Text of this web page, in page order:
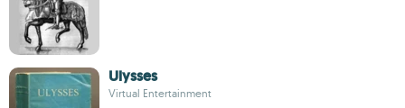
Ulysses
Virtual Entertainment